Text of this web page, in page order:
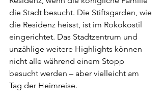
die Stadt besucht. Die Stiftsgarden, wie
die Residenz heisst, ist im Rokokostil
eingerichtet. Das Stadtzentrum und
unzählige weitere Highlights können
nicht alle während einem Stopp
besucht werden – aber vielleicht am
Tag der Heimreise.